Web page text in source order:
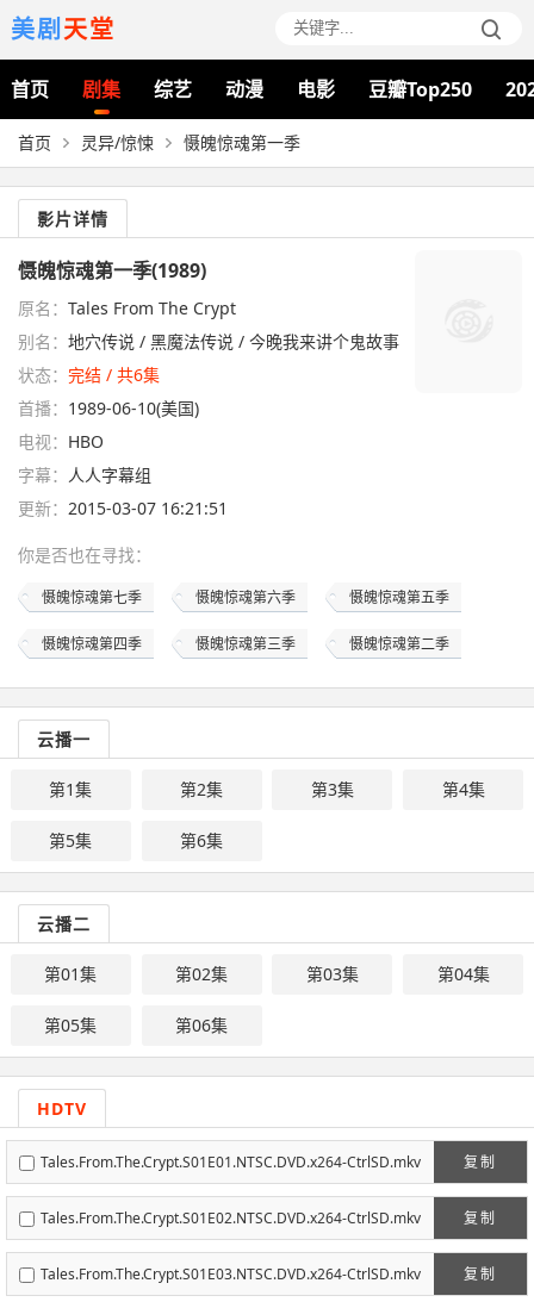
美剧天堂
首页 剧集 综艺 动漫 电影 豆瓣Top250
首页 灵异/惊悚 慑魄惊魂第一季
影片详情
慑魄惊魂第一季(1989)
原名： Tales From The Crypt
别名： 地穴传说 / 黑魔法传说 / 今晚我来讲个鬼故事
状态： 完结 / 共6集
首播： 1989-06-10(美国)
电视： HBO
字幕： 人人字幕组
更新： 2015-03-07 16:21:51
你是否也在寻找：
慑魄惊魂第七季 慑魄惊魂第六季 慑魄惊魂第五季
慑魄惊魂第四季 慑魄惊魂第三季 慑魄惊魂第二季
云播一
第1集 第2集 第3集 第4集
第5集 第6集
云播二
第01集 第02集 第03集 第04集
第05集 第06集
HDTV
复制
Tales.From.The.Crypt.S01E01.NTSC.DVD.x264-CtrlSD.mkv
复制
Tales.From.The.Crypt.S01E02.NTSC.DVD.x264-CtrlSD.mkv
复制
Tales.From.The.Crypt.S01E03.NTSC.DVD.x264-CtrlSD.mkv